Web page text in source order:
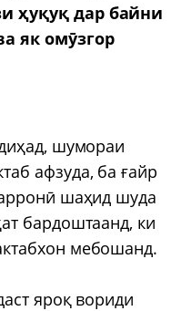
ҳуқуқ дар байни
як омӯзгор
шумораи
афзуда, ба ғайр
шаҳид шуда
бардоштаанд, ки
мебошанд.
яроқ вориди